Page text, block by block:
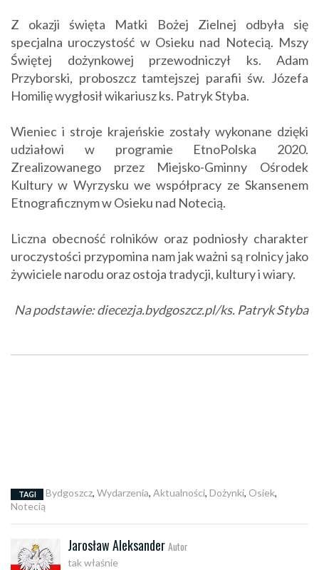
Z okazji święta Matki Bożej Zielnej odbyła się
specjalna uroczystość w Osieku nad Notecią. Mszy
Świętej dożynkowej przewodniczył ks. Adam
Przyborski, proboszcz tamtejszej parafii św. Józefa
Homilię wygłosił wikariusz ks. Patryk Styba.
Wieniec i stroje krajeńskie zostały wykonane dzięki
udziałowi w programie EtnoPolska 2020.
Zrealizowanego przez Miejsko-Gminny Ośrodek
Kultury w Wyrzysku we współpracy ze Skansenem
Etnograficznym w Osieku nad Notecią.
Liczna obecność rolników oraz podniosły charakter
uroczystości przypomina nam jak ważni są rolnicy jako
żywiciele narodu oraz ostoja tradycji, kultury i wiary.
Na podstawie: diecezja.bydgoszcz.pl/ks. Patryk Styba
TAGI Bydgoszcz, Wydarzenia, Aktualności, Dożynki, Osiek,
Notecią
Jarosław Aleksander Autor
tak właśnie